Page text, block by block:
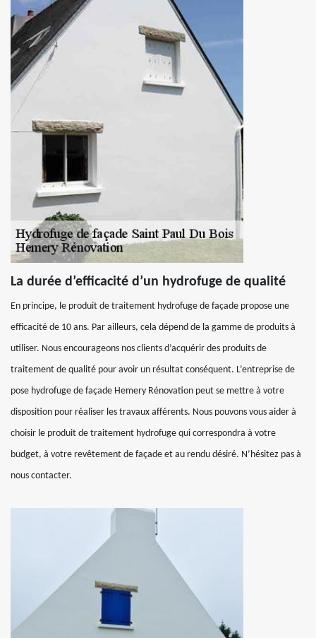
La durée d’efficacité d’un hydrofuge de qualité
En principe, le produit de traitement hydrofuge de façade propose une
efficacité de 10 ans. Par ailleurs, cela dépend de la gamme de produits à
utiliser. Nous encourageons nos clients d’acquérir des produits de
traitement de qualité pour avoir un résultat conséquent. L’entreprise de
pose hydrofuge de façade Hemery Rénovation peut se mettre à votre
disposition pour réaliser les travaux afférents. Nous pouvons vous aider à
choisir le produit de traitement hydrofuge qui correspondra à votre
budget, à votre revêtement de façade et au rendu désiré. N’hésitez pas à
nous contacter.